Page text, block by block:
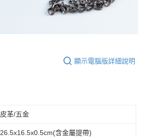
顯示電腦版詳細說明
皮革/五金
26.5x16.5x0.5cm(含金屬提帶)